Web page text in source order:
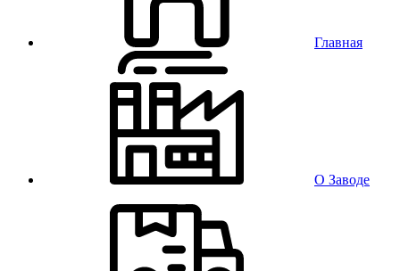
Главная
О Заводе